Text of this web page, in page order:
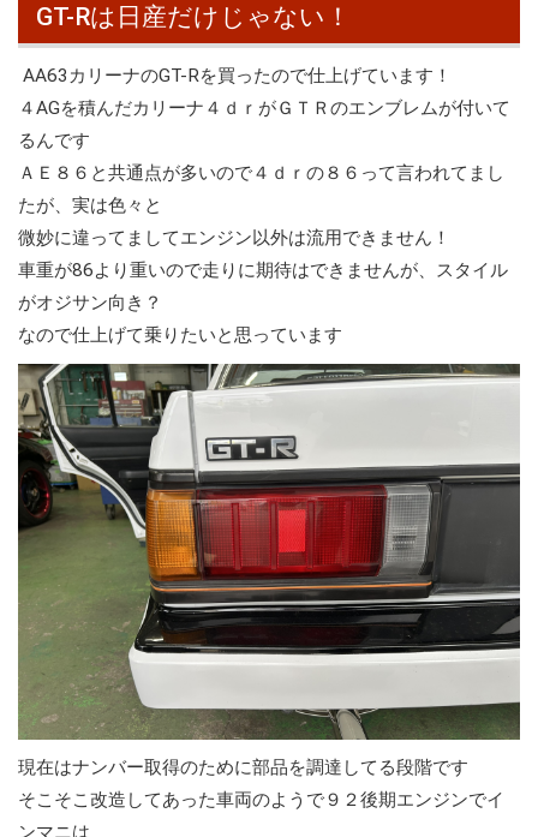
GT-Rは日産だけじゃない！
AA63カリーナのGT-Rを買ったので仕上げています！
４AGを積んだカリーナ４ｄｒがＧＴＲのエンブレムが付いて
るんです
ＡＥ８６と共通点が多いので４ｄｒの８６って言われてまし
たが、実は色々と
微妙に違ってましてエンジン以外は流用できません！
車重が86より重いので走りに期待はできませんが、スタイル
がオジサン向き？
なので仕上げて乗りたいと思っています
現在はナンバー取得のために部品を調達してる段階です
そこそこ改造してあった車両のようで９２後期エンジンでイ
ンマニは